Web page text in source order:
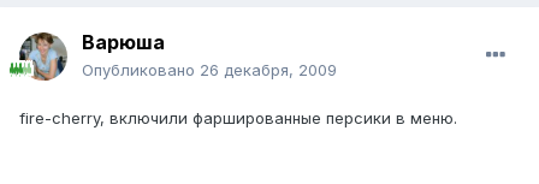
Варюша
Опубликовано 26 декабря, 2009
fire-cherry, включили фаршированные персики в меню.